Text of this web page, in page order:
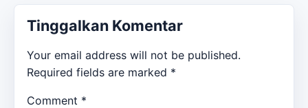
Tinggalkan Komentar
Your email address will not be published.
Required fields are marked *
Comment *